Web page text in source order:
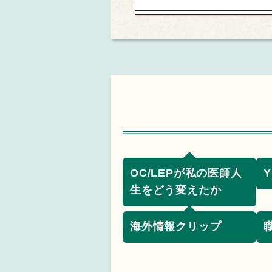
OC/LEPが私の医師人
生をどう変えたか
海外情報クリップ